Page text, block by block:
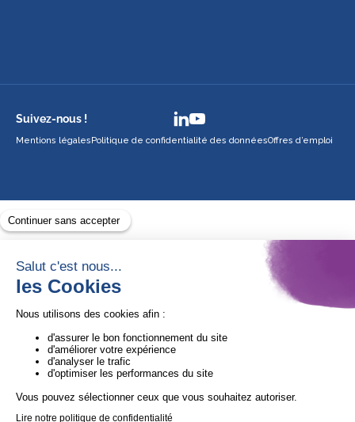
Suivez-nous !
Mentions légalesPolitique de confidentialité des donnéesOffres d’emploi
1ère Organisation de l’ESS certifiée Quali’OP